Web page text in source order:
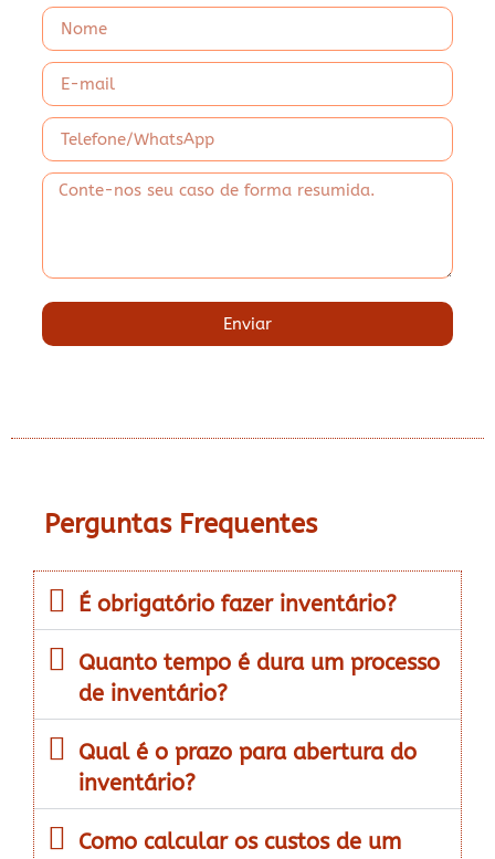
Enviar
Perguntas Frequentes
É obrigatório fazer inventário?
Quanto tempo é dura um processo
de inventário?
Qual é o prazo para abertura do
inventário?
Como calcular os custos de um